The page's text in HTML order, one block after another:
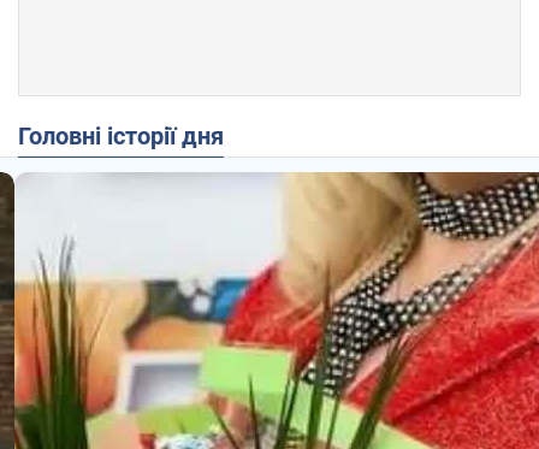
Головні історії дня